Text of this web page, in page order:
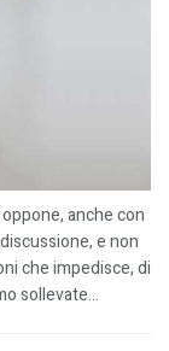
anche con
e non
che impedisce, di
sollevate...